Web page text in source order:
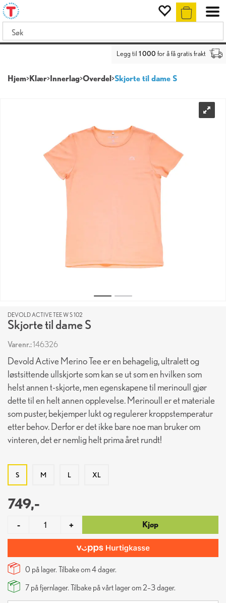
Legg til 1 000 for å få gratis frakt
Hjem>Klær>Innerlag>Overdel>Skjorte til dame S
DEVOLD ACTIVE TEE W S 102
Skjorte til dame S
Varenr.:146326
Devold Active Merino Tee er en behagelig, ultralett og
løstsittende ullskjorte som kan se ut som en hvilken som
helst annen t-skjorte, men egenskapene til merinoull gjør
dette til en helt annen opplevelse. Merinoull er et materiale
som puster, bekjemper lukt og regulerer kroppstemperatur
etter behov. Derfor er det ikke bare noe man bruker om
vinteren, det er nemlig helt prima året rundt!
S M L XL
749,-
- + Kjøp
0 på lager. Tilbake om4dager.
7 på fjernlager. Tilbake på vårt lager om 2–3 dager.